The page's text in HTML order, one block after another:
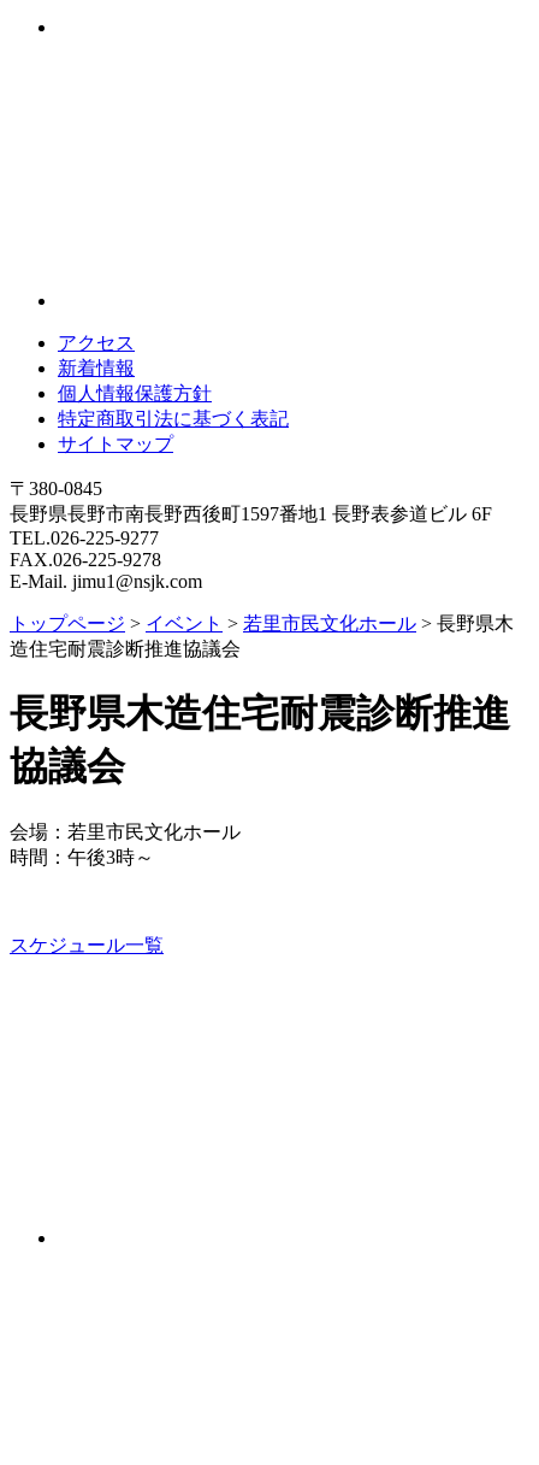
アクセス
新着情報
個人情報保護方針
特定商取引法に基づく表記
サイトマップ
〒380-0845
長野県長野市南長野西後町1597番地1 長野表参道ビル 6F
TEL.026-225-9277
FAX.026-225-9278
E-Mail. jimu1@nsjk.com
トップページ > イベント > 若里市民文化ホール > 長野県木
造住宅耐震診断推進協議会
長野県木造住宅耐震診断推進
協議会
会場：若里市民文化ホール
時間：午後3時～
スケジュール一覧